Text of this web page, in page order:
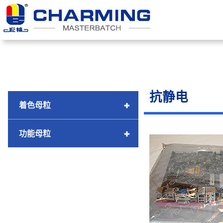
跳
至
内
容
+
着色母粒
+
功能母粒
抗静电